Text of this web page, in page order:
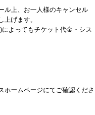
ル上、お一人様のキャンセル
げます。
よってもチケット代金・シス
ホームページにてご確認くださ